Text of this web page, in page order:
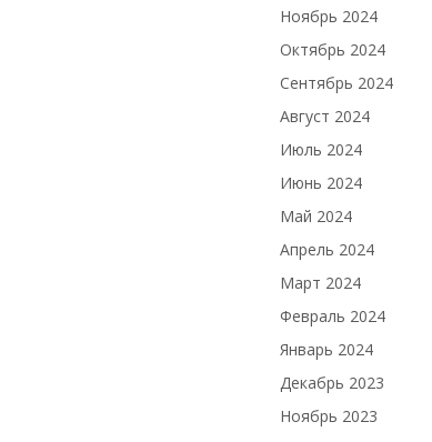
Ноябрь 2024
Октябрь 2024
Сентябрь 2024
Август 2024
Июль 2024
Июнь 2024
Май 2024
Апрель 2024
Март 2024
Февраль 2024
Январь 2024
Декабрь 2023
Ноябрь 2023